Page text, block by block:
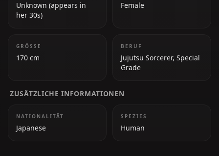
Unknown (appears in
her 30s)
Female
GRÖSSE
170 cm
BERUF
Jujutsu Sorcerer, Special
Grade
ZUSÄTZLICHE INFORMATIONEN
NATIONALITÄT
Japanese
SPEZIES
Human